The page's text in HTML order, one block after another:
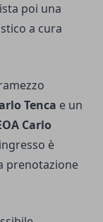
poi una
a cura
Tenca e un
Carlo
è
prenotazione